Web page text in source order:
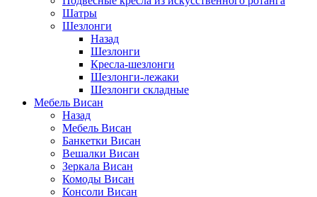
Шатры
Шезлонги
Назад
Шезлонги
Кресла-шезлонги
Шезлонги-лежаки
Шезлонги складные
Мебель Висан
Назад
Мебель Висан
Банкетки Висан
Вешалки Висан
Зеркала Висан
Комоды Висан
Консоли Висан